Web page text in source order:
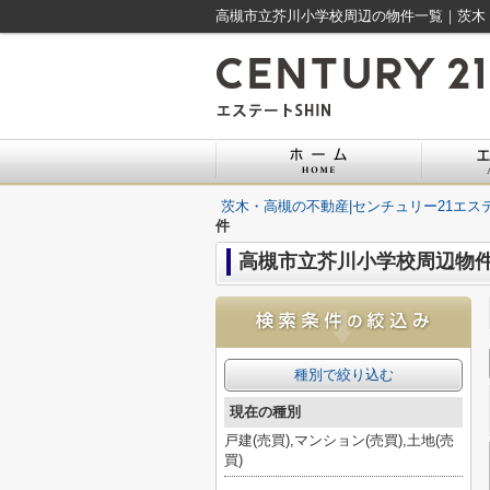
高槻市立芥川小学校周辺の物件一覧｜茨
茨木・高槻の不動産|センチュリー21エス
件
高槻市立芥川小学校周辺物
種別で絞り込む
現在の種別
戸建(売買),マンション(売買),土地(売
買)